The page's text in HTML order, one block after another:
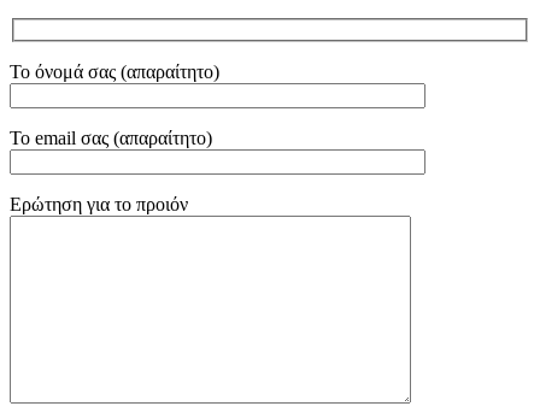
Το όνομά σας (απαραίτητο)
Το email σας (απαραίτητο)
Ερώτηση για το προιόν